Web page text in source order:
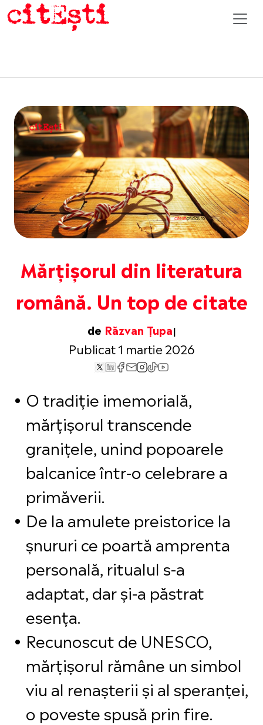
Mărțișorul din literatura
română. Un top de citate
de Răzvan Țupa
Publicat 1 martie 2026
O tradiție imemorială,
mărțișorul transcende
granițele, unind popoarele
balcanice într-o celebrare a
primăverii.
De la amulete preistorice la
șnururi ce poartă amprenta
personală, ritualul s-a
adaptat, dar și-a păstrat
esența.
Recunoscut de UNESCO,
mărțișorul rămâne un simbol
viu al renașterii și al speranței,
o poveste spusă prin fire.